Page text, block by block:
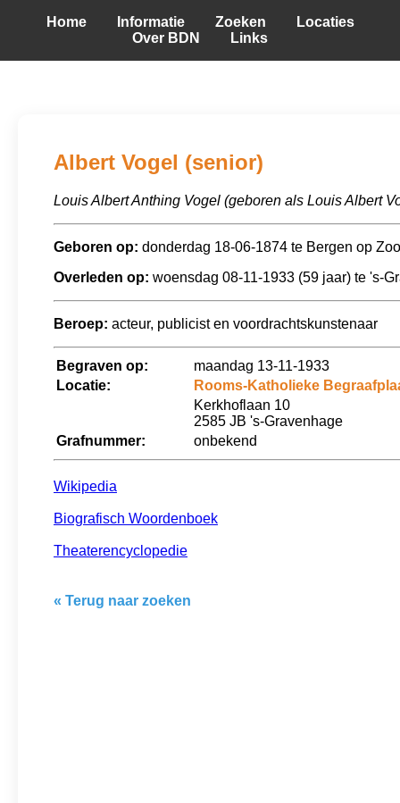
Home Informatie Zoeken
Locaties
Over BDN
Links
Albert Vogel (senior)
Louis Albert Anthing Vogel (geboren als Louis Albert
Geboren op: donderdag 18-06-1874 te Bergen op
Overleden op: woensdag 08-11-1933 (59 jaar) te 's-
Beroep: acteur, publicist en voordrachtskunstenaar
Begraven op:
maandag 13-11-1933
Locatie:
Rooms-Katholieke
Kerkhoflaan 10
2585 JB 's-Gravenhage
Grafnummer:
onbekend
Wikipedia
Biografisch Woordenboek
Theaterencyclopedie
« Terug naar zoeken